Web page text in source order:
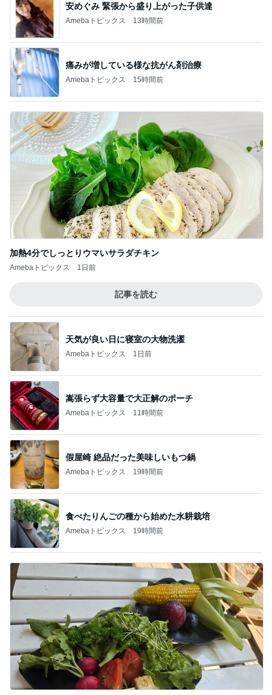
安めぐみ 緊張から盛り上がった子供達
Amebaトピックス 13時間前
痛みが増している様な抗がん剤治療
Amebaトピックス 15時間前
加熱4分でしっとりウマいサラダチキン
Amebaトピックス 1日前
記事を読む
天気が良い日に寝室の大物洗濯
Amebaトピックス 1日前
嵩張らず大容量で大正解のポーチ
Amebaトピックス 11時間前
假屋崎 絶品だった美味しいもつ鍋
Amebaトピックス 19時間前
食べたりんごの種から始めた水耕栽培
Amebaトピックス 19時間前